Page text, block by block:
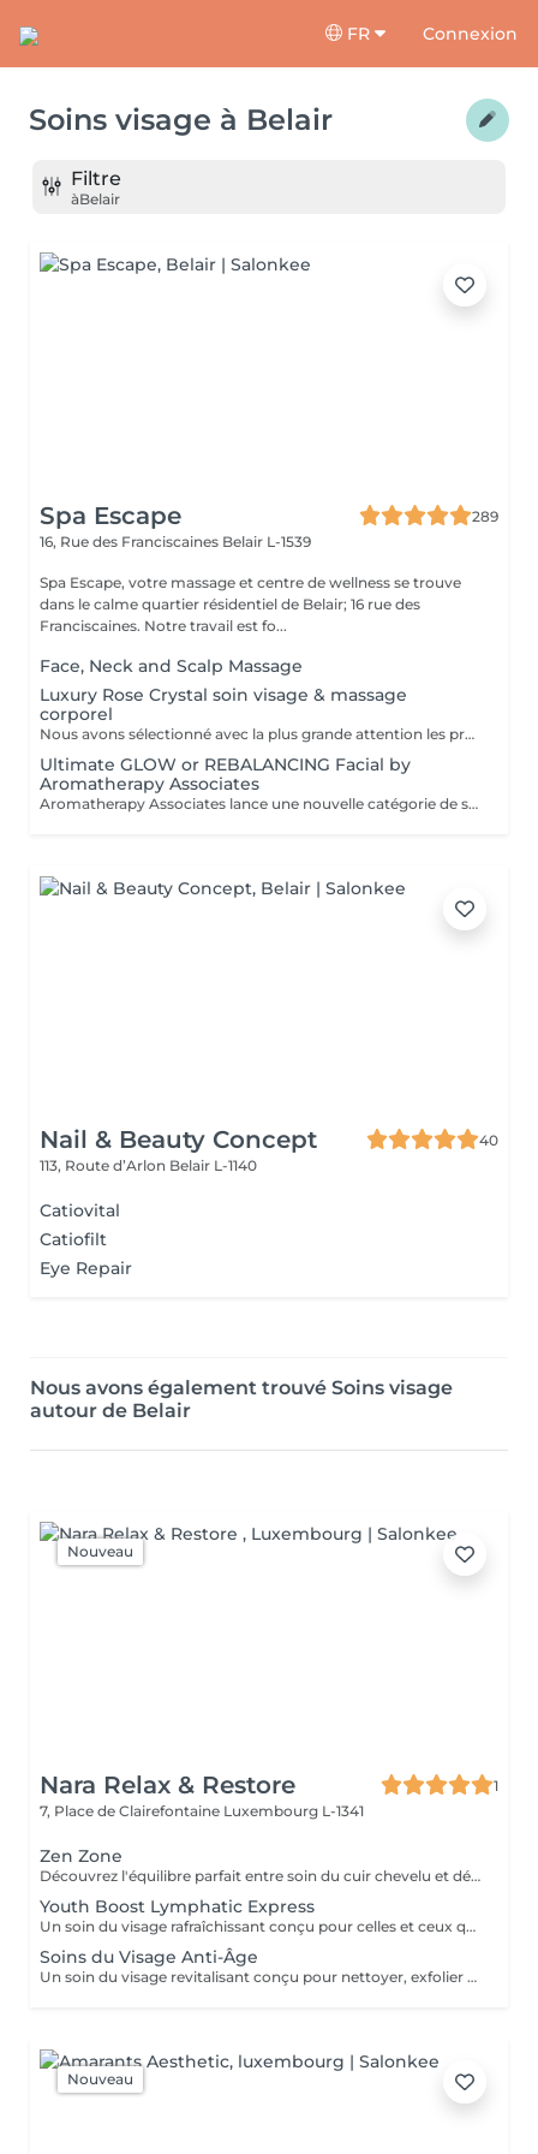
FR Connexion
Soins visage à Belair
Filtre
àBelair
Spa Escape
289
16, Rue des Franciscaines Belair L-1539
Spa Escape, votre massage et centre de wellness se trouve
dans le calme quartier résidentiel de Belair; 16 rue des
Franciscaines. Notre travail est fo...
Face, Neck and Scalp Massage
Luxury Rose Crystal soin visage & massage
corporel
Nous avons sélectionné avec la plus grande attention les produits lauréats Organic Pharmacy, pour faire de votre rituel spa un moment luxueux et unique. Ces soins pour la peau et bien-être du corps portent cette expérience à un tout autre niveau. Des ingrédients entièrement biologiques sont utilisés pour étancher la soif d'hydratation, de purification et de nutrition de votre peau. Pendant ce moment de détente et de sérénité, laissez-vous choyer par un massage facial par drainage lymphatique aux cristaux de rose, et retrouvez un visage plus sculpté et un teint rosé et éclatant. Le massage corporel qui accompagne ce soin en fait une expérience zen totale.
Ultimate GLOW or REBALANCING Facial by
Aromatherapy Associates
Aromatherapy Associates lance une nouvelle catégorie de soins pour la peau qui répond de manière unique aux besoins de l'esprit et de la peau. La formule contient un complexe spécial d'huiles essentielles, de plantes actives et de technologie Skin Stress Relief. S'appuyant sur près de 40 ans d'expertise en matière de spa et d'aromathérapie et bien connue pour ses produits optimisés et axés sur les résultats, cette expérience est conçue pour soutenir les défenses naturelles de la peau et combattre le stress d'un mode de vie trépidant. Idéal pour les personnes à la peau sèche ou sensible.
Nail & Beauty Concept
40
113, Route d’Arlon Belair L-1140
Catiovital
Catiofilt
Eye Repair
Nous avons également trouvé Soins visage
autour de Belair
Nouveau
Nara Relax & Restore
1
7, Place de Clairefontaine Luxembourg L-1341
Zen Zone
Découvrez l'équilibre parfait entre soin du cuir chevelu et détente du haut du corps. Ce rituel bien-être associe un Head Spa de 60 minutes à un Massage Dos & Épaules Office Syndrome de 30 minutes pour relâcher les tensions, apaiser l'esprit et procurer une profonde sensation de bien-être. Comprend : Head Spa 60 min Massage Dos & Épaules Office Syndrome 30 min
Youth Boost Lymphatic Express
Un soin du visage rafraîchissant conçu pour celles et ceux qui souhaitent obtenir des résultats visibles en peu de temps. Nettoyage, exfoliation et soins ciblés contribuent à révéler un teint frais, lumineux et revitalisé. Un drainage lymphatique du visage peut être intégré sur demande.
Soins du Visage Anti-Âge
Un soin du visage revitalisant conçu pour nettoyer, exfolier et nourrir la peau tout en favorisant un teint frais et éclatant. Associant des produits de soin soigneusement sélectionnés à des techniques de massage relaxantes du visage, ce traitement laisse la peau douce, rafraîchie et parfaitement soignée.
Nouveau